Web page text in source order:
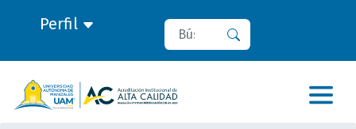
Perfil Buscar